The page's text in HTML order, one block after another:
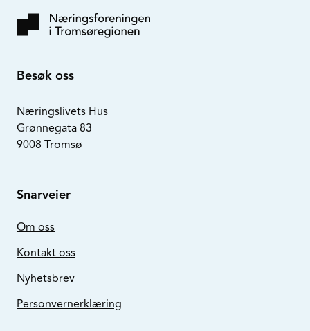
Besøk oss
Næringslivets Hus
Grønnegata 83
9008 Tromsø
Snarveier
Om oss
Kontakt oss
Nyhetsbrev
Personvernerklæring